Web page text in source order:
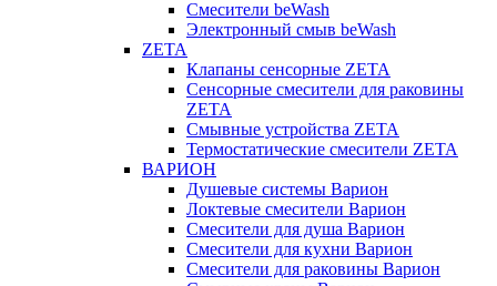
Смесители beWash
Электронный смыв beWash
ZETA
Клапаны сенсорные ZETA
Сенсорные смесители для раковины
ZETA
Смывные устройства ZETA
Термостатические смесители ZETA
ВАРИОН
Душевые системы Варион
Локтевые смесители Варион
Смесители для душа Варион
Смесители для кухни Варион
Смесители для раковины Варион